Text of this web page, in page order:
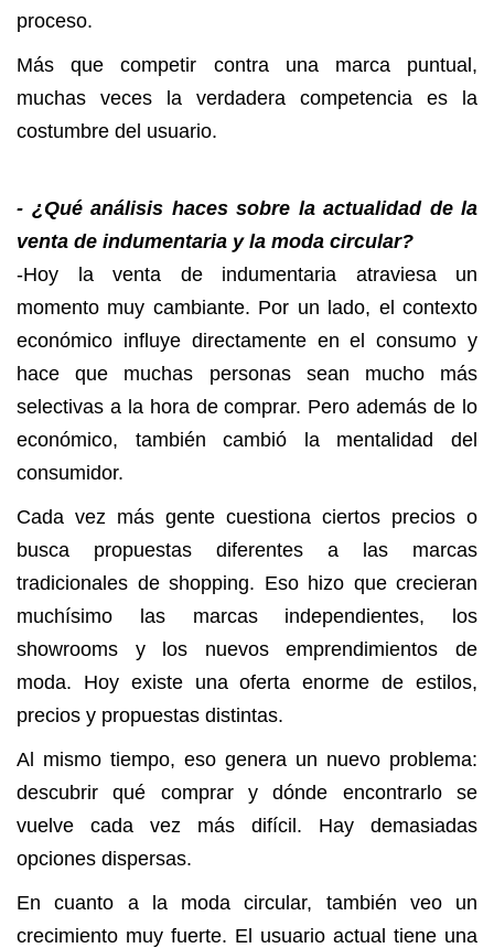
proceso.
Más que competir contra una marca puntual,
muchas veces la verdadera competencia es la
costumbre del usuario.
- ¿Qué análisis haces sobre la actualidad de la
venta de indumentaria y la moda circular?
-Hoy la venta de indumentaria atraviesa un
momento muy cambiante. Por un lado, el contexto
económico influye directamente en el consumo y
hace que muchas personas sean mucho más
selectivas a la hora de comprar. Pero además de lo
económico, también cambió la mentalidad del
consumidor.
Cada vez más gente cuestiona ciertos precios o
busca propuestas diferentes a las marcas
tradicionales de shopping. Eso hizo que crecieran
muchísimo las marcas independientes, los
showrooms y los nuevos emprendimientos de
moda. Hoy existe una oferta enorme de estilos,
precios y propuestas distintas.
Al mismo tiempo, eso genera un nuevo problema:
descubrir qué comprar y dónde encontrarlo se
vuelve cada vez más difícil. Hay demasiadas
opciones dispersas.
En cuanto a la moda circular, también veo un
crecimiento muy fuerte. El usuario actual tiene una